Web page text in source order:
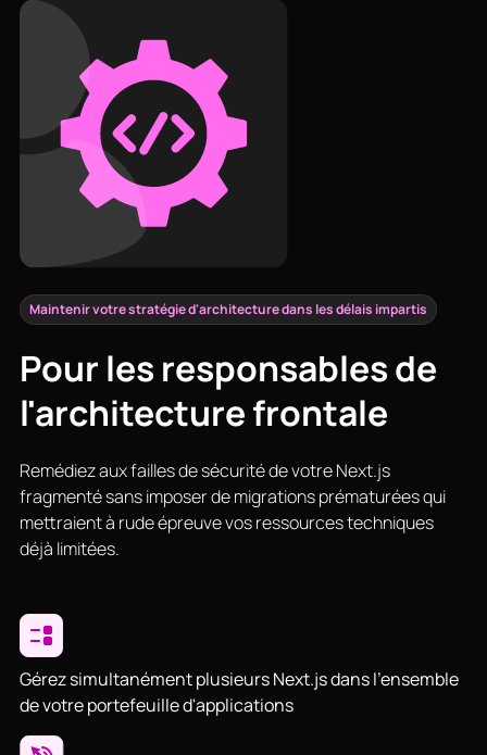
Maintenir votre stratégie d'architecture dans les délais impartis
Pour les responsables de
l'architecture frontale
Remédiez aux failles de sécurité de votre Next.js
fragmenté sans imposer de migrations prématurées qui
mettraient à rude épreuve vos ressources techniques
déjà limitées.
Gérez simultanément plusieurs Next.js dans l'ensemble
de votre portefeuille d'applications